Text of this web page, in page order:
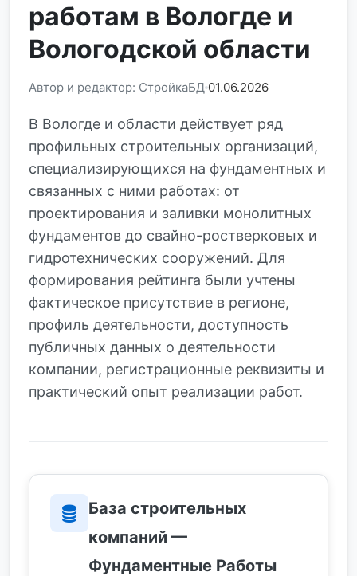
работам в Вологде и
Вологодской области
Автор и редактор: СтройкаБД 01.06.2026
В Вологде и области действует ряд
профильных строительных организаций,
специализирующихся на фундаментных и
связанных с ними работах: от
проектирования и заливки монолитных
фундаментов до свайно-ростверковых и
гидротехнических сооружений. Для
формирования рейтинга были учтены
фактическое присутствие в регионе,
профиль деятельности, доступность
публичных данных о деятельности
компании, регистрационные реквизиты и
практический опыт реализации работ.
База строительных
компаний —
Фундаментные Работы